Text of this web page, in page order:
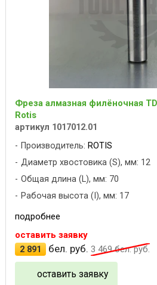
Фреза алмазная филёночная
Rotis
артикул 1017012.01
Производитель: ROTIS
Диаметр хвостовика (S), мм: 12
Общая длина (L), мм: 70
Рабочая высота (I), мм: 17
подробнее
оставить заявку
2 891
бел. руб. 3 469бел. руб.
оставить заявку